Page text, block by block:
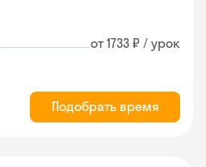
от 1733 ₽ / урок
Подобрать время